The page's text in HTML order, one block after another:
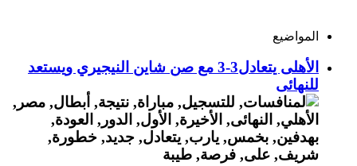
المواضيع
الأهلى يتعادل3-3 مع صن شاين النيجيري ويستعد
للنهائى